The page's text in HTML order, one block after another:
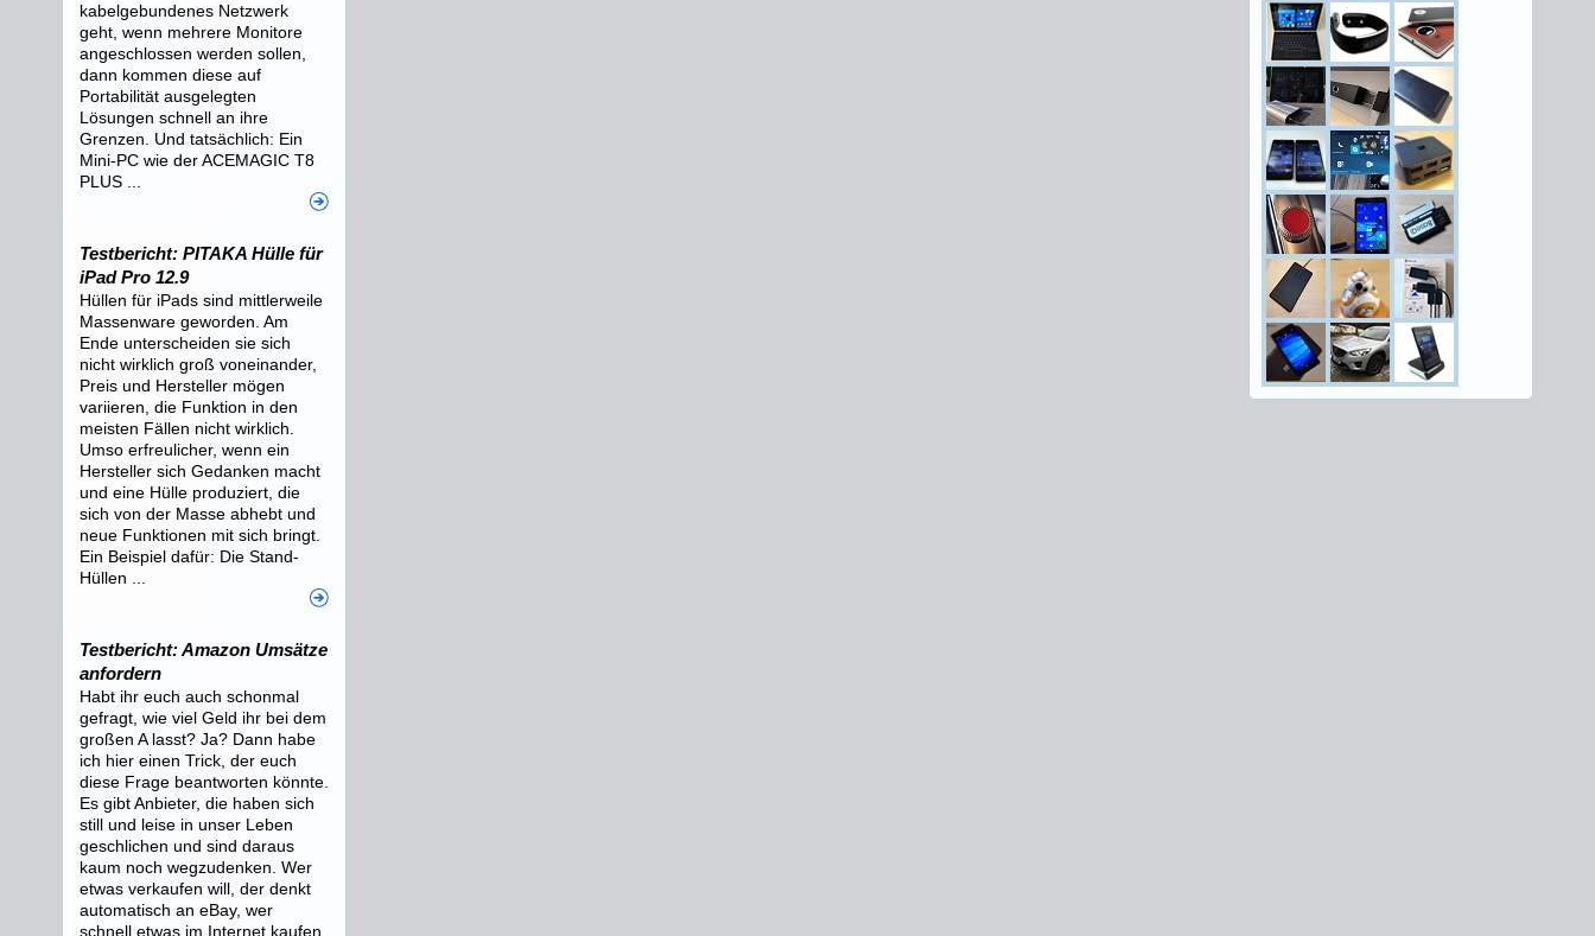
kabelgebundenes Netzwerk
geht, wenn mehrere Monitore
angeschlossen werden sollen,
dann kommen diese auf
Portabilität ausgelegten
Lösungen schnell an ihre
Grenzen. Und tatsächlich: Ein
Mini-PC wie der ACEMAGIC T8
PLUS ...
Testbericht: PITAKA Hülle für
iPad Pro 12.9
Hüllen für iPads sind mittlerweile
Massenware geworden. Am
Ende unterscheiden sie sich
nicht wirklich groß voneinander,
Preis und Hersteller mögen
variieren, die Funktion in den
meisten Fällen nicht wirklich.
Umso erfreulicher, wenn ein
Hersteller sich Gedanken macht
und eine Hülle produziert, die
sich von der Masse abhebt und
neue Funktionen mit sich bringt.
Ein Beispiel dafür: Die Stand-
Hüllen ...
Testbericht: Amazon Umsätze
anfordern
Habt ihr euch auch schonmal
gefragt, wie viel Geld ihr bei dem
großen A lasst? Ja? Dann habe
ich hier einen Trick, der euch
diese Frage beantworten könnte.
Es gibt Anbieter, die haben sich
still und leise in unser Leben
geschlichen und sind daraus
kaum noch wegzudenken. Wer
etwas verkaufen will, der denkt
automatisch an eBay, wer
schnell etwas im Internet kaufen